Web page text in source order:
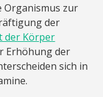
Organismus zur
der
der Körper
Erhöhung der
sich in